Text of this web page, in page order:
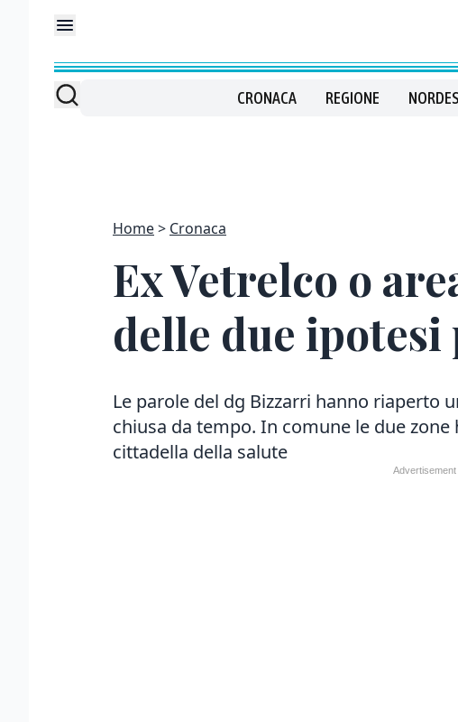
CRONACA REGIONE
Home Cronaca
Ex Vetrelco o
delle due
Le parole del dg Bizzarri hanno riaperto
chiusa da tempo. In comune le due zone
cittadella della salute